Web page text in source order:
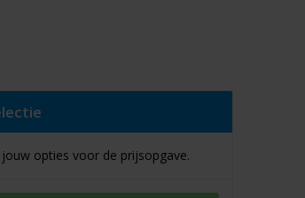
jouw opties voor de prijsopgave.